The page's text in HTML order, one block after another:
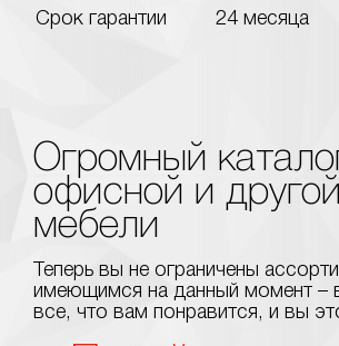
Срок гарантии
24 месяца
Огромный
офисной и другой
мебели
Теперь вы не ограничены
имеющимся на данный момент –
все, что вам понравится, и вы